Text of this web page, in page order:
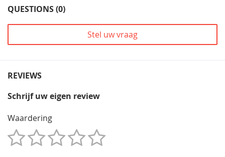
QUESTIONS (0)
Stel uw vraag
REVIEWS
Schrijf uw eigen review
Waardering